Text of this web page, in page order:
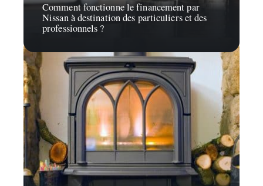
Comment fonctionne le financement par
Nissan à destination des particuliers et des
professionnels ?